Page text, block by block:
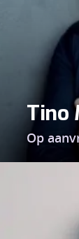
Tino
Op